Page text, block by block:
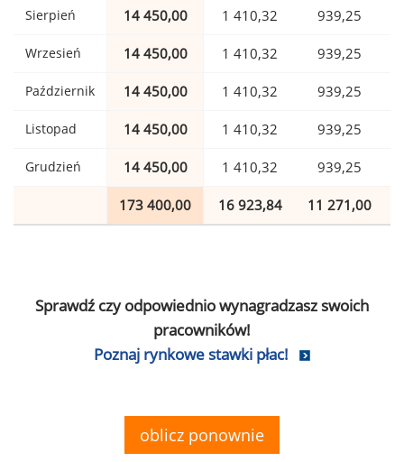
Sierpień 14 450,00 1 410,32 939,25
Wrzesień 14 450,00 1 410,32 939,25
Październik 14 450,00 1 410,32 939,25
Listopad 14 450,00 1 410,32 939,25
Grudzień 14 450,00 1 410,32 939,25
173 400,00 16 923,84 11 271,00
Sprawdź czy odpowiednio wynagradzasz swoich
pracowników!
Poznaj rynkowe stawki płac!
oblicz ponownie